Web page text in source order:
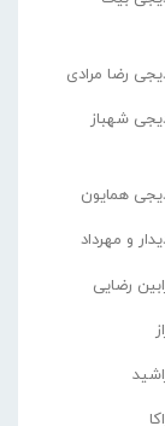
رضا مرادی
شهباز
همایون
و مهرداد
رضایی